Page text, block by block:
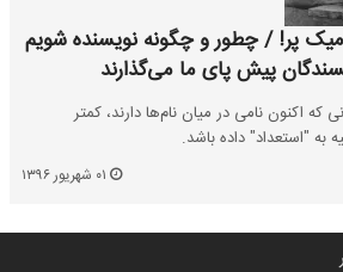
پر! / چطور و چگونه نویسنده شویم
پیش پای ما می‌گذارند
اکنون نامی در میان نام‌ها دارند، کمتر
"استعداد" داده باشد.